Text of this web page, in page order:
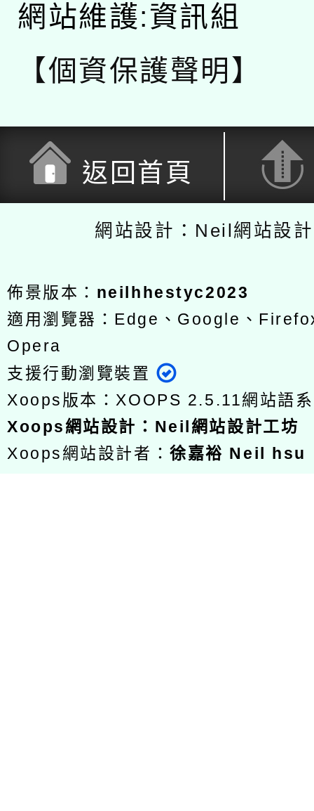
網站維護:資訊組
【個資保護聲明】
返回首頁
網站設計：Neil網站設
佈景版本： neilhhestyc2023
適用瀏覽器：Edge、Google、
Opera
支援行動瀏覽裝置
Xoops版本：XOOPS 2.5.11網站語
Xoops網站設計 ： Neil網站設計工坊
Xoops網站設計者：徐嘉裕 Neil hsu